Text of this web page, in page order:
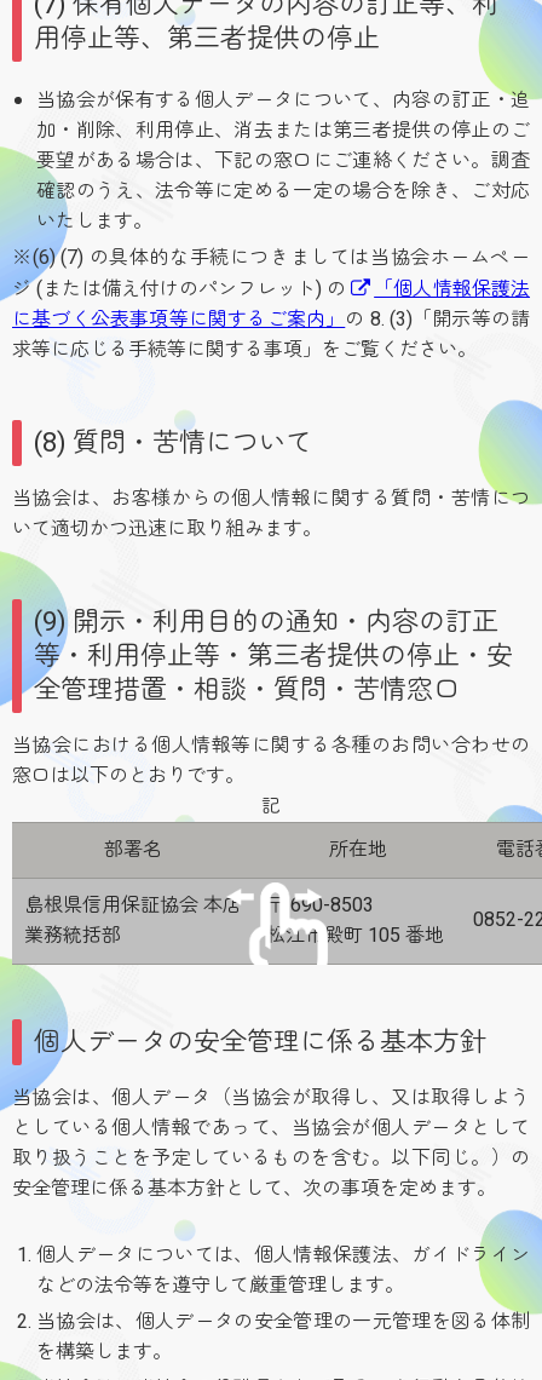
用停止等、第三者提供の停止
当協会が保有する個人データについて、内容の訂正・追
加・削除、利用停止、消去または第三者提供の停止のご
要望がある場合は、下記の窓口にご連絡ください。調査
確認のうえ、法令等に定める一定の場合を除き、ご対応
いたします。
※(6) (7) の具体的な手続につきましては当協会ホームペー
ジ (または備え付けのパンフレット) の
「個人情報保護法
に基づく公表事項等に関するご案内」の 8. (3)「開示等の請
求等に応じる手続等に関する事項」をご覧ください。
(8) 質問・苦情について
当協会は、お客様からの個人情報に関する質問・苦情につ
いて適切かつ迅速に取り組みます。
(9) 開示・利用目的の通知・内容の訂正
等・利用停止等・第三者提供の停止・安
全管理措置・相談・質問・苦情窓口
当協会における個人情報等に関する各種のお問い合わせの
窓口は以下のとおりです。
記
部署名
所在地
電話
島根県信用保証協会 本店
業務統括部
〒 690-8503
松江市殿町 105 番地
0852-
個人データの安全管理に係る基本方針
当協会は、個人データ（当協会が取得し、又は取得しよう
としている個人情報であって、当協会が個人データとして
取り扱うことを予定しているものを含む。以下同じ。）の
安全管理に係る基本方針として、次の事項を定めます。
個人データについては、個人情報保護法、ガイドライン
などの法令等を遵守して厳重管理します。
当協会は、個人データの安全管理の一元管理を図る体制
を構築します。